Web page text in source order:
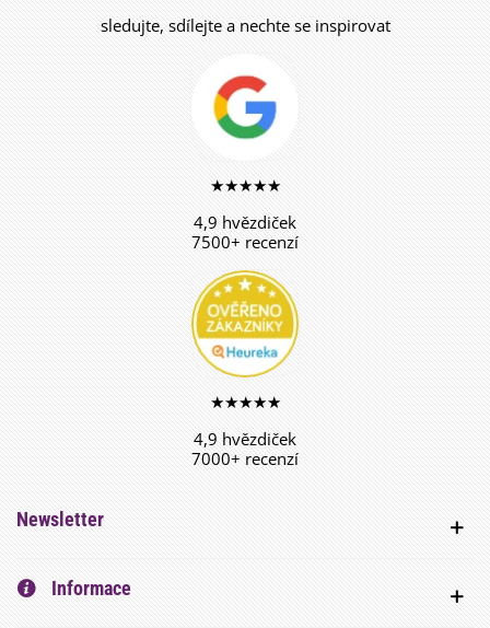
sledujte, sdílejte a nechte se inspirovat
★★★★★
4,9 hvězdiček
7500+ recenzí
★★★★★
4,9 hvězdiček
7000+ recenzí
Newsletter
Informace